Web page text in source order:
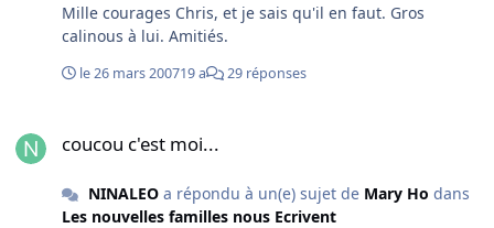
Mille courages Chris, et je sais qu'il en faut. Gros
calinous à lui. Amitiés.
le 26 mars 200719 a 29 réponses
coucou c'est moi...
NINALEOa répondu à un(e) sujet de Mary Ho dans
Les nouvelles familles nous Ecrivent